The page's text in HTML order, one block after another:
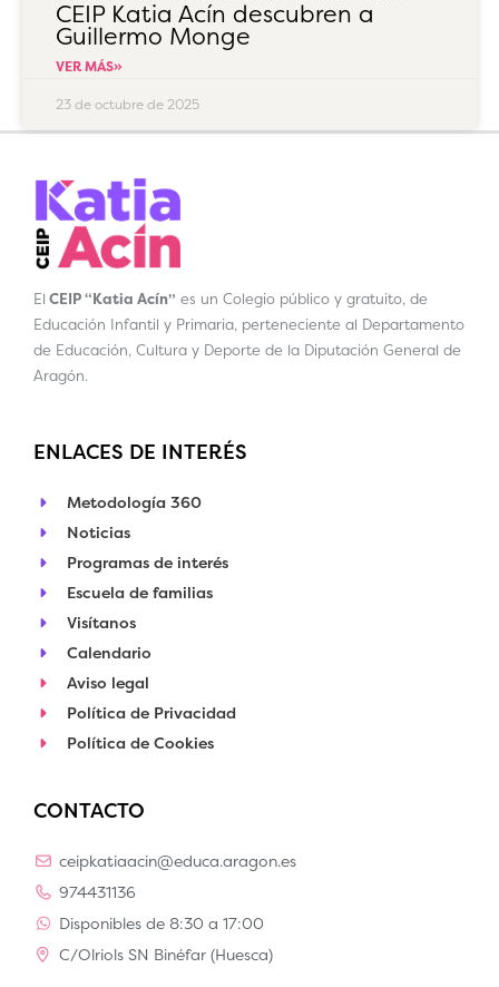
CEIP Katia Acín descubren a
Guillermo Monge
VER MÁS»
23 de octubre de 2025
El CEIP “Katia Acín” es un Colegio público y gratuito, de
Educación Infantil y Primaria, perteneciente al Departamento
de Educación, Cultura y Deporte de la Diputación General de
Aragón.
ENLACES DE INTERÉS
Metodología 360
Noticias
Programas de interés
Escuela de familias
Visítanos
Calendario
Aviso legal
Política de Privacidad
Política de Cookies
CONTACTO
ceipkatiaacin@educa.aragon.es
974431136
Disponibles de 8:30 a 17:00
C/Olriols SN Binéfar (Huesca)